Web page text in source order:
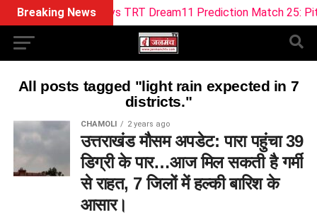
Breaking NewsML vs TRT Dream11 Prediction Match 25:
All posts tagged "light rain expected in 7
districts."
CHAMOLI 2 years ago
उत्तराखंड मौसम अपडेट: पारा पहुंचा 39
डिग्री के पार…आज मिल सकती है गर्मी
से राहत, 7 जिलों में हल्की बारिश के
आसार।